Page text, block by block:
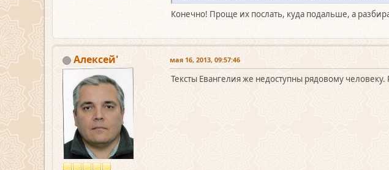
Конечно! Проще их послать, куда подальше, а
Алексей' мая 16, 2013, 09:57:46
Тексты Евангелия же недоступны рядовому